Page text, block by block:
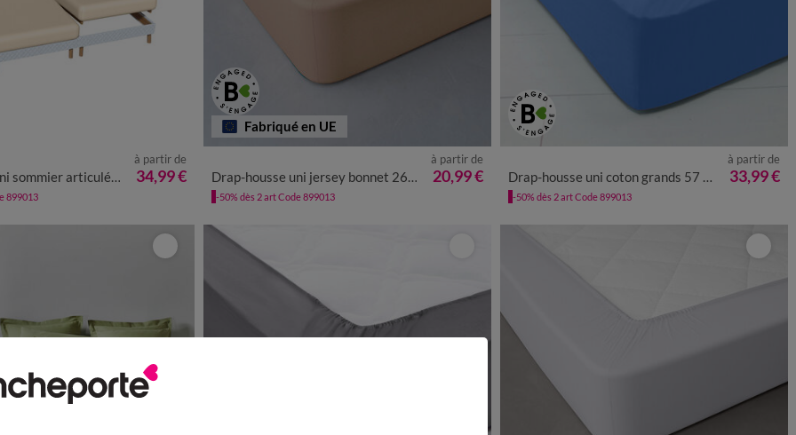
coton 57 fils/cm² - bonnet 26 cm
à partir de
34,99 €
899013
Fabriqué en UE
Drap-housse uni jersey bonnet 26 cm
à partir de
20,99 €
-50% dès 2 art Code 899013
Drap-housse uni coton grands 57 fils/cm² - bonnet 40 cm
à partir de
33,99 €
-50% dès 2 art Code 899013